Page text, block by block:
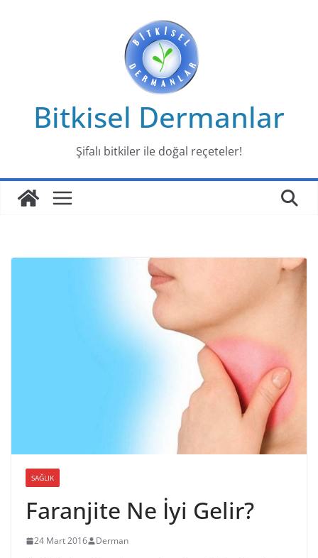
Bitkisel Dermanlar
Şifalı bitkiler ile doğal reçeteler!
SAĞLIK
Faranjite Ne İyi Gelir?
24 Mart 2016 Derman